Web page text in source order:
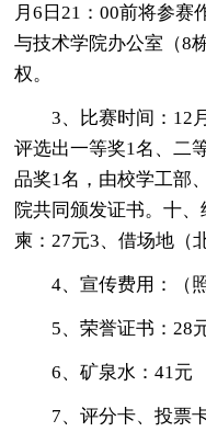
月6日21：00前将参赛
与技术学院办公室（8
权。
3、比赛时间：12
评选出一等奖1名、二
品奖1名，由校学工部
院共同颁发证书。十
柬：27元3、借场地（
4、宣传费用：（
5、荣誉证书：28
6、矿泉水：41元
7、评分卡、投票